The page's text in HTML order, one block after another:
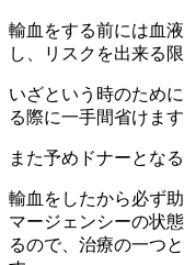
輸血をする前には血
し、リスクを出来る
いざという時のため
る際に一手間省けます
また予めドナーとな
輸血をしたから必ず
マージェンシーの状
るので、治療の一つ